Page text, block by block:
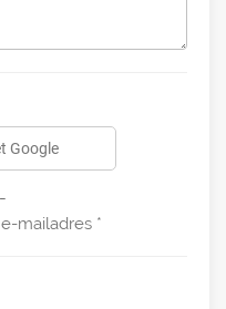
Google
mailadres